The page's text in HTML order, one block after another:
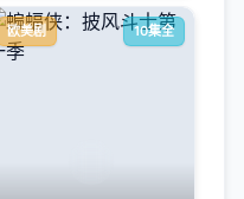
欧美剧 10集全